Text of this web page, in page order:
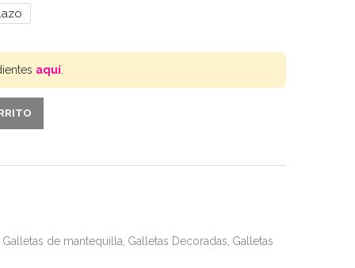
aquí.
Galletas de mantequilla Galletas Decoradas Galletas